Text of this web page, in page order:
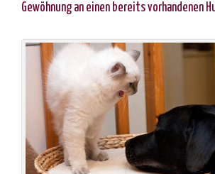
Gewöhnung an einen bereits vorhandenen